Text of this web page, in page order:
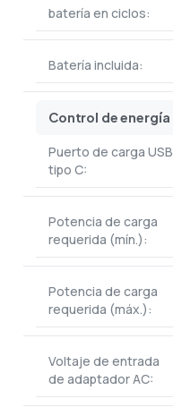
batería en ciclos:
Batería incluida:
Control de energía
Puerto de carga USB
tipo C:
Potencia de carga
requerida (mín.):
Potencia de carga
requerida (máx.):
Voltaje de entrada
de adaptador AC: